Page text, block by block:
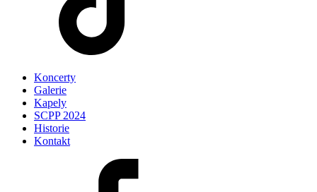
Koncerty
Galerie
Kapely
SCPP 2024
Historie
Kontakt